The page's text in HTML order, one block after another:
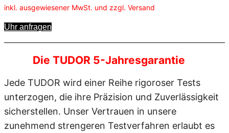
inkl. ausgewiesener MwSt. und zzgl. Versand
Uhr anfragen
Die TUDOR 5-Jahresgarantie
Jede TUDOR wird einer Reihe rigoroser Tests
unterzogen, die ihre Präzision und Zuverlässigkeit
sicherstellen. Unser Vertrauen in unsere
zunehmend strengeren Testverfahren erlaubt es